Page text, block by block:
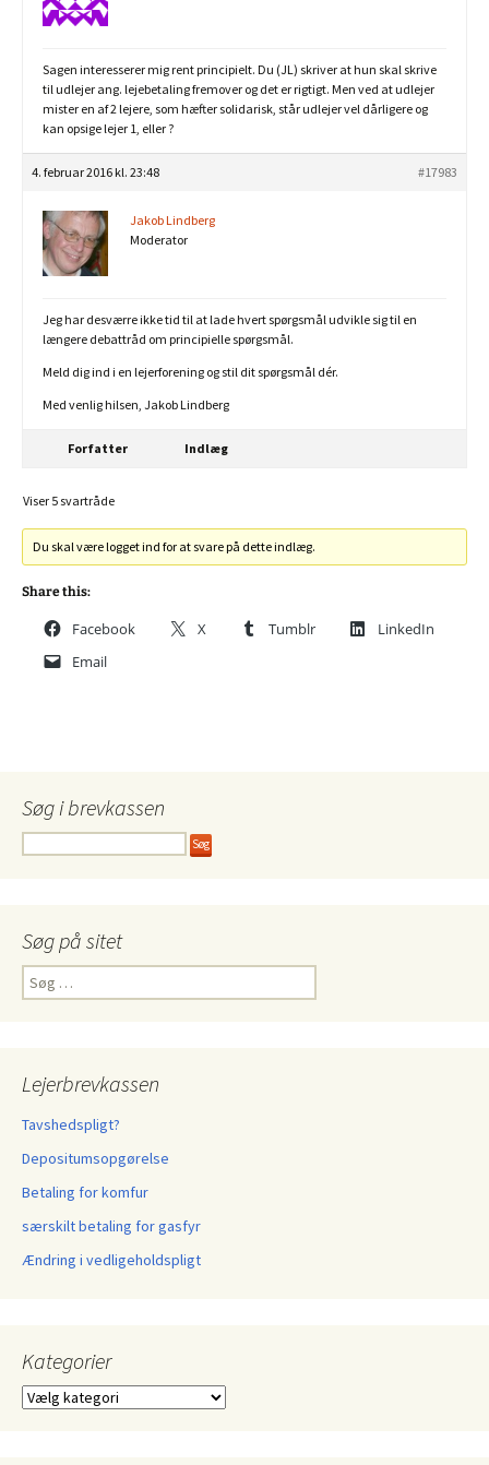
Sagen interesserer mig rent principielt. Du (JL) skriver at hun skal skrive
til udlejer ang. lejebetaling fremover og det er rigtigt. Men ved at udlejer
mister en af 2 lejere, som hæfter solidarisk, står udlejer vel dårligere og
kan opsige lejer 1, eller ?
4. februar 2016 kl. 23:48 #17983
Jakob Lindberg
Moderator
Jeg har desværre ikke tid til at lade hvert spørgsmål udvikle sig til en
længere debattråd om principielle spørgsmål.
Meld dig ind i en lejerforening og stil dit spørgsmål dér.
Med venlig hilsen, Jakob Lindberg
Forfatter Indlæg
Viser 5 svartråde
Du skal være logget ind for at svare på dette indlæg.
Share this:
Facebook X Tumblr
LinkedIn
Email
Søg i brevkassen
Søg på sitet
Søg
efter:
Lejerbrevkassen
Tavshedspligt?
Depositumsopgørelse
Betaling for komfur
særskilt betaling for gasfyr
Ændring i vedligeholdspligt
Kategorier
Kategorier